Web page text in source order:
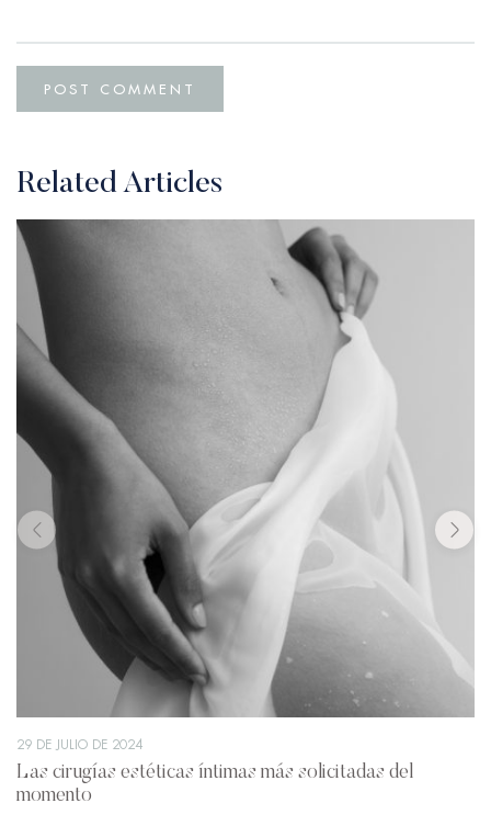
Related Articles
29 DE JULIO DE 2024
Las cirugías estéticas íntimas más solicitadas del
momento